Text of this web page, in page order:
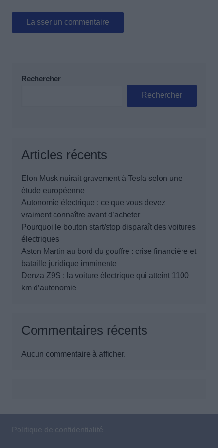
Rechercher
Rechercher
Articles récents
Elon Musk nuirait gravement à Tesla selon une
étude européenne
Autonomie électrique : ce que vous devez
vraiment connaître avant d’acheter
Pourquoi le bouton start/stop disparaît des voitures
électriques
Aston Martin au bord du gouffre : crise financière et
bataille juridique imminente
Denza Z9S : la voiture électrique qui atteint 1100
km d’autonomie
Commentaires récents
Aucun commentaire à afficher.
Politique de confidentialité